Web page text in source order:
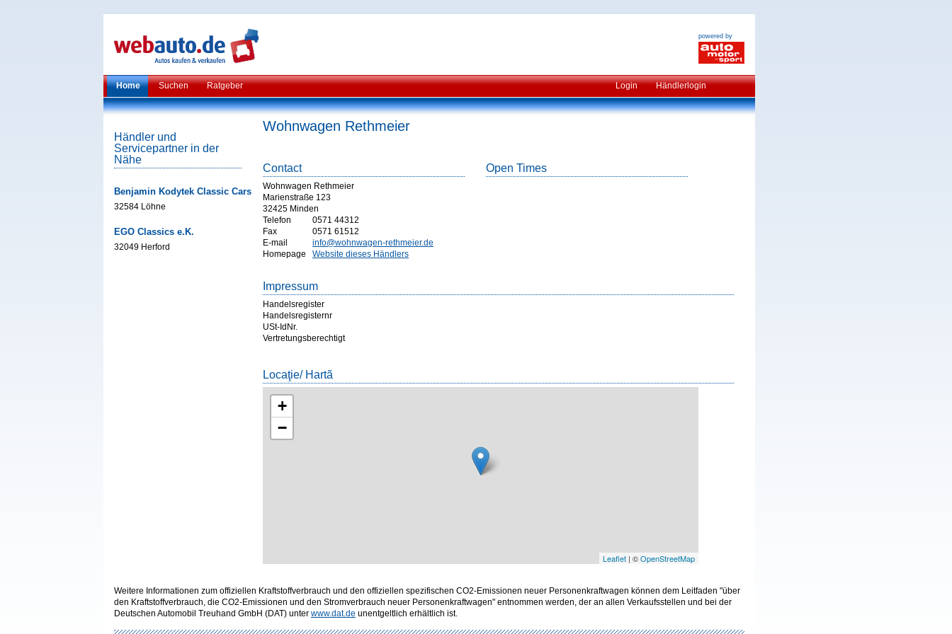
powered by
Home Suchen Ratgeber Login Händlerlogin
Händler und
Servicepartner in der
Nähe
Benjamin Kodytek Classic Cars
32584 Löhne
EGO Classics e.K.
32049 Herford
Wohnwagen Rethmeier
Contact
Wohnwagen Rethmeier
Marienstraße 123
32425 Minden
Telefon
0571 44312
Fax
0571 61512
E-mail
info@wohnwagen-rethmeier.de
Homepage
Website dieses Händlers
Open Times
Impressum
Handelsregister
Handelsregisternr
USt-IdNr.
Vertretungsberechtigt
Locaţie/ Hartã
+
−
Leaflet | ©OpenStreetMap
Weitere Informationen zum offiziellen Kraftstoffverbrauch und den offiziellen spezifischen CO2-Emissionen neuer Personenkraftwagen können dem Leitfaden "über
den Kraftstoffverbrauch, die CO2-Emissionen und den Stromverbrauch neuer Personenkraftwagen" entnommen werden, der an allen Verkaufsstellen und bei der
Deutschen Automobil Treuhand GmbH (DAT) unter www.dat.de unentgeltlich erhältlich ist.